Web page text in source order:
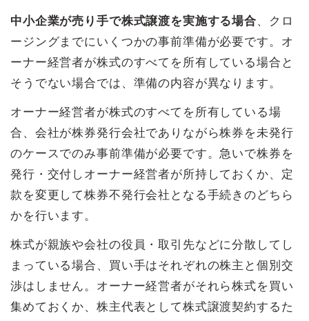
中小企業が売り手で株式譲渡を実施する場合、クロ
ージングまでにいくつかの事前準備が必要です。オ
ーナー経営者が株式のすべてを所有している場合と
そうでない場合では、準備の内容が異なります。
オーナー経営者が株式のすべてを所有している場
合、会社が株券発行会社でありながら株券を未発行
のケースでのみ事前準備が必要です。急いで株券を
発行・交付しオーナー経営者が所持しておくか、定
款を変更して株券不発行会社となる手続きのどちら
かを行います。
株式が親族や会社の役員・取引先などに分散してし
まっている場合、買い手はそれぞれの株主と個別交
渉はしません。オーナー経営者がそれら株式を買い
集めておくか、株主代表として株式譲渡契約するた